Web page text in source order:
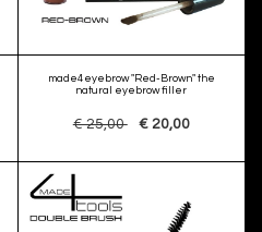
made4eyebrow "Red-Brown" the
natural eyebrow filler
€ 25,00 € 20,00